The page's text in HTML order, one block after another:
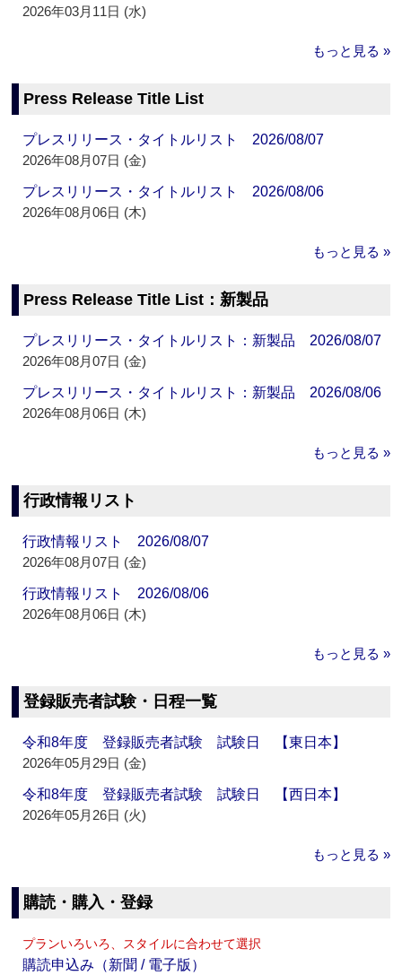
2026年03月11日 (水)
もっと見る »
Press Release Title List
プレスリリース・タイトルリスト 2026/08/07
2026年08月07日 (金)
プレスリリース・タイトルリスト 2026/08/06
2026年08月06日 (木)
もっと見る »
Press Release Title List：新製品
プレスリリース・タイトルリスト：新製品 2026/08/07
2026年08月07日 (金)
プレスリリース・タイトルリスト：新製品 2026/08/06
2026年08月06日 (木)
もっと見る »
行政情報リスト
行政情報リスト 2026/08/07
2026年08月07日 (金)
行政情報リスト 2026/08/06
2026年08月06日 (木)
もっと見る »
登録販売者試験・日程一覧
令和8年度 登録販売者試験 試験日 【東日本】
2026年05月29日 (金)
令和8年度 登録販売者試験 試験日 【西日本】
2026年05月26日 (火)
もっと見る »
購読・購入・登録
プランいろいろ、スタイルに合わせて選択
購読申込み（新聞 / 電子版）